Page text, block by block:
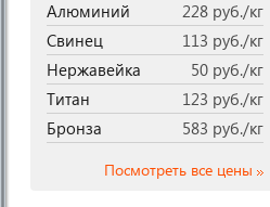
Алюминий
228 руб./кг
Свинец
113 руб./кг
Нержавейка
50 руб./кг
Титан
123 руб./кг
Бронза
583 руб./кг
Посмотреть все цены